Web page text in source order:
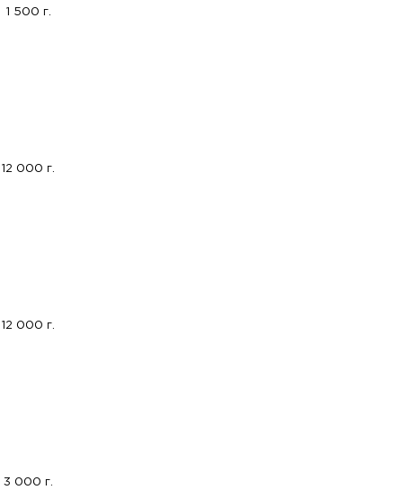
1 500 г.
12 000 г.
12 000 г.
3 000 г.